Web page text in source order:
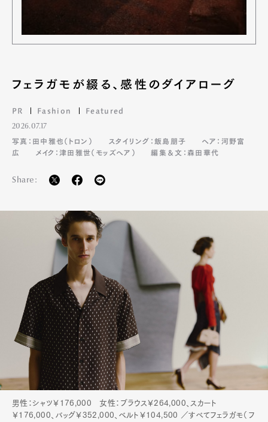
フェラガモが綴る、感性のダイアローグ
PR Fashion Featured
2026.07.17
写真：田中雅也（トロン）
スタイリング：飯島朋子
ヘア：河野富
広
メイク：津田雅世（モッズヘア） 編集＆文：森田華代
Share:
男性：シャツ￥176,000 女性：ブラウス￥264,000、スカート
￥176,000、バッグ￥352,000、ベルト￥104,500 ／すべてフェラガモ（フ